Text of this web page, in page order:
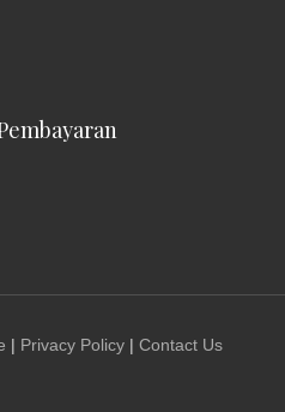
| Privacy Policy | Contact Us